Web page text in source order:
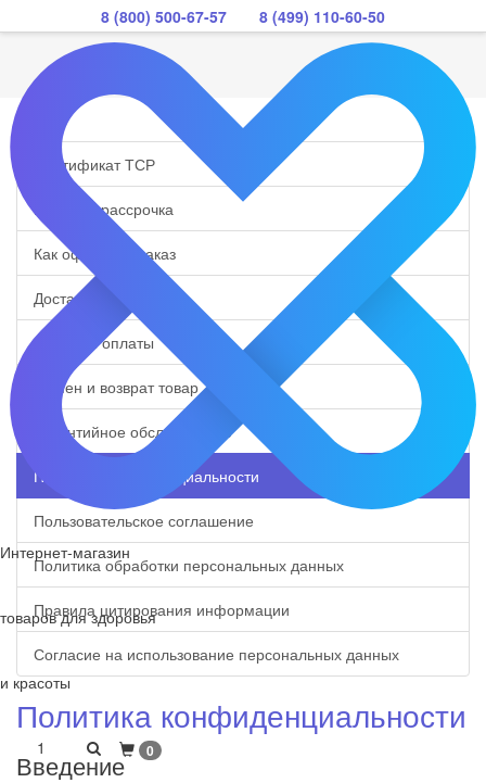
8 (800) 500-67-57 8 (499) 110-60-50
Интернет-магазин
товаров для здоровья
и красоты
1 0
Сертификат ТСР
Кредит и рассрочка
Как оформить заказ
Доставка
Способы оплаты
Обмен и возврат товар
Гарантийное обслуживание
Политика конфиденциальности
Пользовательское соглашение
Политика обработки персональных данных
Правила цитирования информации
Согласие на использование персональных данных
Политика конфиденциальности
Введение